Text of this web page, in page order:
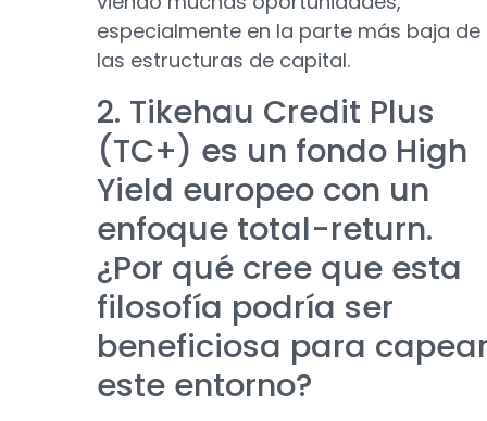
especialmente en la parte más baja de
las estructuras de capital.
2. Tikehau Credit Plus
(TC+) es un fondo High
Yield europeo con un
enfoque total-return.
¿Por qué cree que esta
filosofía podría ser
beneficiosa para
este entorno?